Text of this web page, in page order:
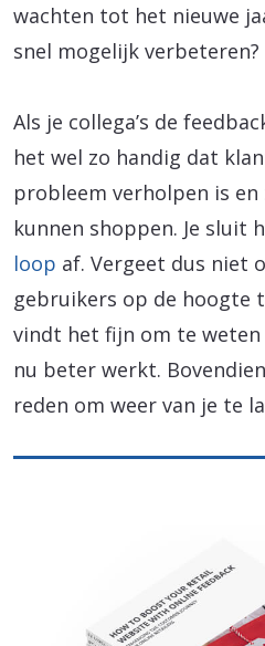
wachten tot het nieuwe
snel mogelijk verbeteren?
Als je collega’s de
het wel zo handig dat
probleem verholpen is
kunnen shoppen. Je sluit
loop af. Vergeet dus niet
gebruikers op de hoogte
vindt het fijn om te
nu beter werkt.
reden om weer van je te